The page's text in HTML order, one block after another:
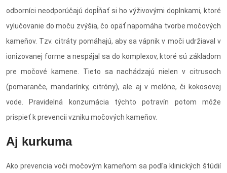
odborníci neodporúčajú dopĺňať si ho výživovými doplnkami, ktoré
vylučovanie do moču zvýšia, čo opäť napomáha tvorbe močových
kameňov. Tzv. citráty pomáhajú, aby sa vápnik v moči udržiaval v
ionizovanej forme a nespájal sa do komplexov, ktoré sú základom
pre močové kamene. Tieto sa nachádzajú nielen v citrusoch
(pomaranče, mandarínky, citróny), ale aj v melóne, či kokosovej
vode. Pravidelná konzumácia týchto potravín potom môže
prispieť k prevencii vzniku močových kameňov.
Aj kurkuma
Ako prevencia voči močovým kameňom sa podľa klinických štúdií